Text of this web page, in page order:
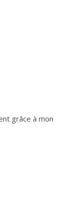
grâce à mon